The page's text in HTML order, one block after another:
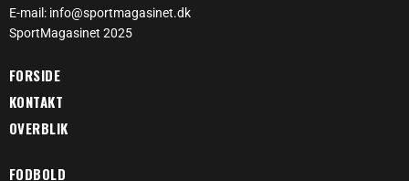
E-mail: info@sportmagasinet.dk
SportMagasinet 2025
FORSIDE
KONTAKT
OVERBLIK
FODBOLD